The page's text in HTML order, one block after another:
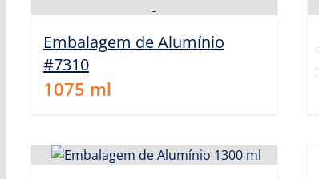
Embalagem de Alumínio
#7310
1075 ml